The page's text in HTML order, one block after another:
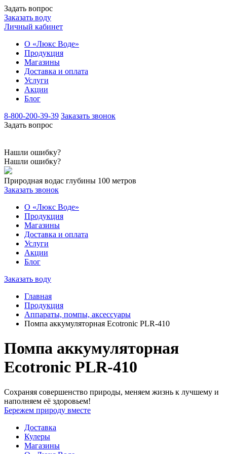
Задать вопрос
Заказать воду
Личный кабинет
О «Люкс Воде»
Продукция
Магазины
Доставка и оплата
Услуги
Акции
Блог
8-800-200-39-39 Заказать звонок
Задать вопрос
Нашли ошибку?
Нашли ошибку?
Природная водас глубины 100 метров
Заказать звонок
О «Люкс Воде»
Продукция
Магазины
Доставка и оплата
Услуги
Акции
Блог
Заказать воду
Главная
Продукция
Аппараты, помпы, аксессуары
Помпа аккумуляторная Ecotronic PLR-410
Помпа аккумуляторная
Ecotronic PLR-410
Сохраняя совершенство природы, меняем жизнь к лучшему и
наполняем её здоровьем!
Бережем природу вместе
Доставка
Кулеры
Магазины